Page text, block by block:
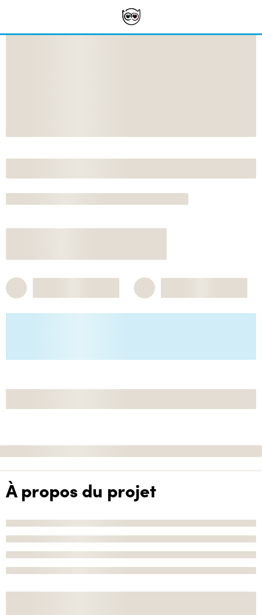
À propos du projet